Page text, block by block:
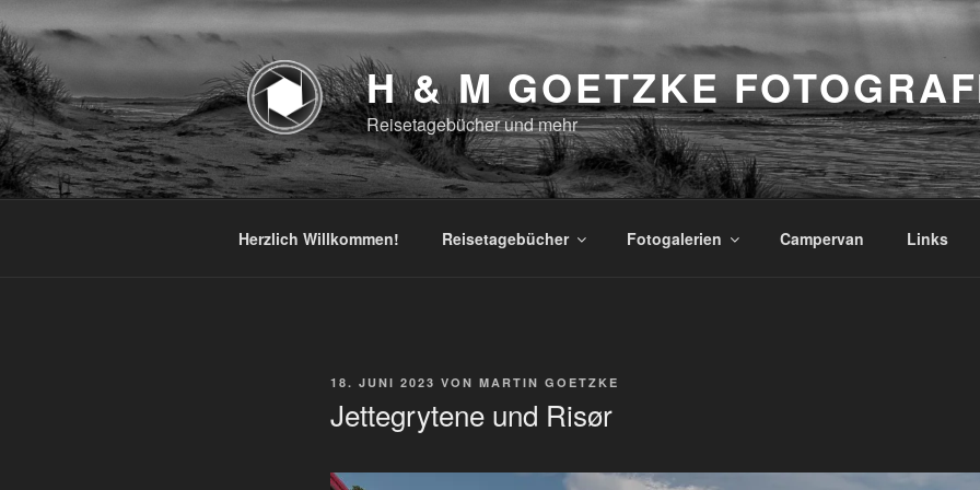
Zum
Inhalt
springen
H & M GOETZKE
Reisetagebücher und mehr
Herzlich Willkommen! Reisetagebücher Fotogalerien Campervan Links
VERÖFFENTLICHT
18. JUNI 2023 VON MARTIN GOETZKE
Jettegrytene und Risør